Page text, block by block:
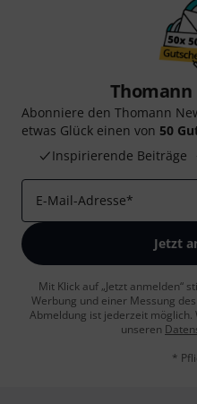
Abonniere den Thomann
etwas Glück einen von 50
Inspirierende Beiträge
E-Mail-Adresse*
Jetzt
Mit Klick auf „Jetzt anmelden“
Werbung und einer Messung
Abmeldung ist jederzeit
unseren
*